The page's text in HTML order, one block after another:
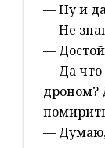
— Ну и
— Не
—
— Да что
дроном?
— Думаю,